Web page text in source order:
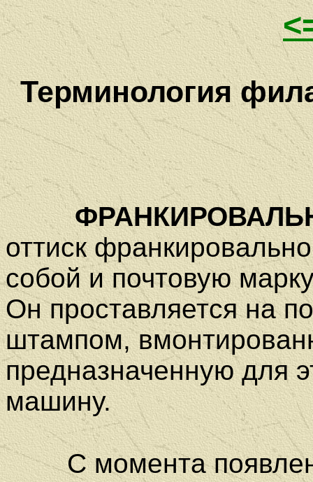
Терминология
оттиск
собой и почтовую
Он проставляется на
штампом,
предназначенную для
машину.
С момента